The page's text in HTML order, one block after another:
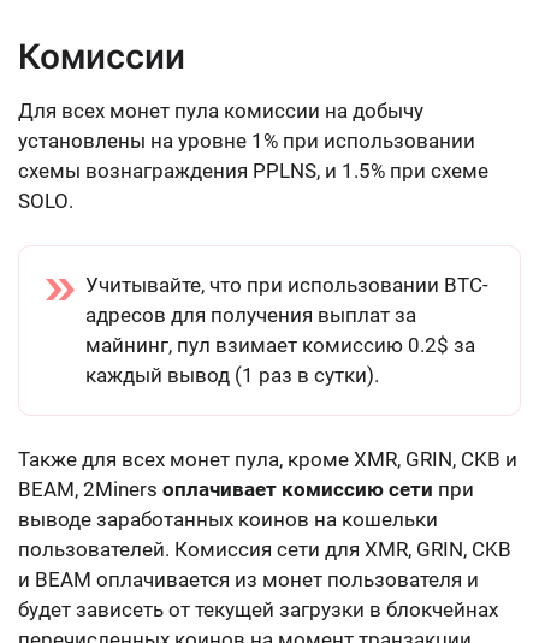
Комиссии
Для всех монет пула комиссии на добычу
установлены на уровне 1% при использовании
схемы вознаграждения PPLNS, и 1.5% при схеме
SOLO.
Учитывайте, что при использовании BTC-
адресов для получения выплат за
майнинг, пул взимает комиссию 0.2$ за
каждый вывод (1 раз в сутки).
Также для всех монет пула, кроме XMR, GRIN, CKB и
BEAM, 2Miners оплачивает комиссию сети при
выводе заработанных коинов на кошельки
пользователей. Комиссия сети для XMR, GRIN, CKB
и BEAM оплачивается из монет пользователя и
будет зависеть от текущей загрузки в блокчейнах